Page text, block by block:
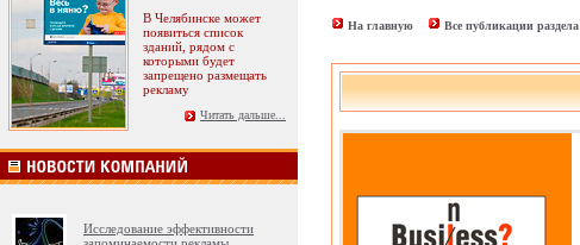
В Челябинске может
появиться список
зданий, рядом с
которыми будет
запрещено размещать
рекламу
Читать дальше...
Исследование эффективности
На главную Все публикации раздела